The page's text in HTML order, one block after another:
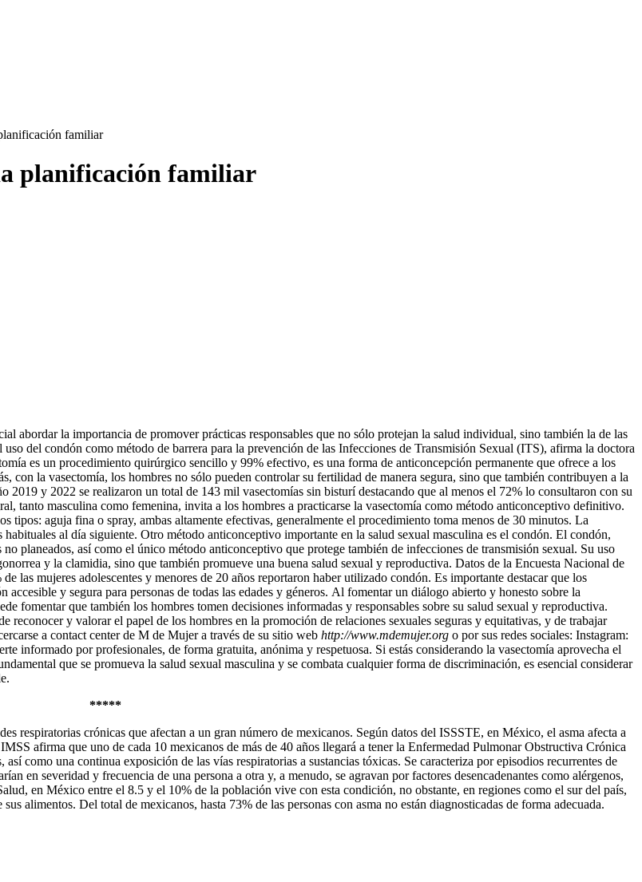
familiar
planificación familiar
abordar la importancia de promover prácticas responsables que no sólo protejan la salud individual, sino también la de las
del condón como método de barrera para la prevención de las Infecciones de Transmisión Sexual (ITS), afirma la doctora
es un procedimiento quirúrgico sencillo y 99% efectivo, es una forma de anticoncepción permanente que ofrece a los
la vasectomía, los hombres no sólo pueden controlar su fertilidad de manera segura, sino que también contribuyen a la
2019 y 2022 se realizaron un total de 143 mil vasectomías sin bisturí destacando que al menos el 72% lo consultaron con su
tanto masculina como femenina, invita a los hombres a practicarse la vasectomía como método anticonceptivo definitivo.
tipos: aguja fina o spray, ambas altamente efectivas, generalmente el procedimiento toma menos de 30 minutos. La
al día siguiente. Otro método anticonceptivo importante en la salud sexual masculina es el condón. El condón,
planeados, así como el único método anticonceptivo que protege también de infecciones de transmisión sexual. Su uso
y la clamidia, sino que también promueve una buena salud sexual y reproductiva. Datos de la Encuesta Nacional de
las mujeres adolescentes y menores de 20 años reportaron haber utilizado condón. Es importante destacar que los
y segura para personas de todas las edades y géneros. Al fomentar un diálogo abierto y honesto sobre la
fomentar que también los hombres tomen decisiones informadas y responsables sobre su salud sexual y reproductiva.
reconocer y valorar el papel de los hombres en la promoción de relaciones sexuales seguras y equitativas, y de trabajar
a contact center de M de Mujer a través de su sitio web http://www.mdemujer.org o por sus redes sociales: Instagram:
informado por profesionales, de forma gratuita, anónima y respetuosa. Si estás considerando la vasectomía aprovecha el
que se promueva la salud sexual masculina y se combata cualquier forma de discriminación, es esencial considerar
*****
respiratorias crónicas que afectan a un gran número de mexicanos. Según datos del ISSSTE, en México, el asma afecta a
afirma que uno de cada 10 mexicanos de más de 40 años llegará a tener la Enfermedad Pulmonar Obstructiva Crónica
como una continua exposición de las vías respiratorias a sustancias tóxicas. Se caracteriza por episodios recurrentes de
en severidad y frecuencia de una persona a otra y, a menudo, se agravan por factores desencadenantes como alérgenos,
en México entre el 8.5 y el 10% de la población vive con esta condición, no obstante, en regiones como el sur del país,
alimentos. Del total de mexicanos, hasta 73% de las personas con asma no están diagnosticadas de forma adecuada.